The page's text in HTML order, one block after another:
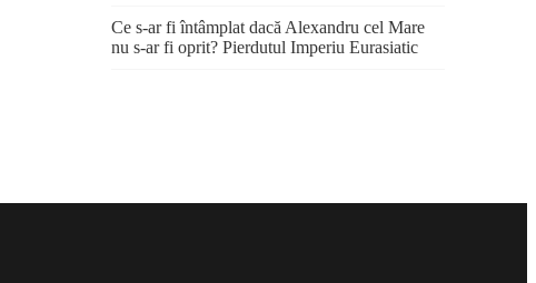
Ce s-ar fi întâmplat dacă Alexandru cel Mare
nu s-ar fi oprit? Pierdutul Imperiu Eurasiatic